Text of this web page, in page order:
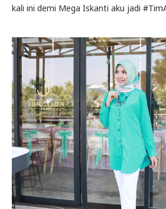
kali ini demi Mega Iskanti aku jadi